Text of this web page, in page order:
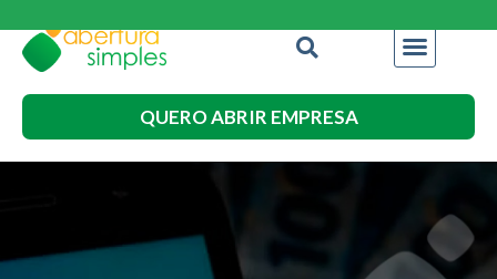
QUERO ABRIR EMPRESA